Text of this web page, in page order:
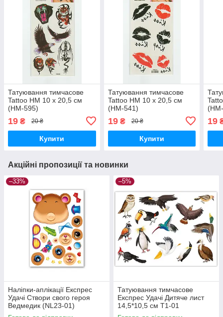
Татуювання тимчасове
Tattoo HM 10 х 20,5 см
(HM-595)
19 ₴ 20 ₴
Купити
Татуювання тимчасове
Tattoo HM 10 х 20,5 см
(HM-541)
19₴ 20 ₴
Купити
19
Акційні пропозиції та новинки
–33%
Наліпки-аплікації Експрес
Удачі Створи свого героя
Ведмедик (NL23-01)
–5%
Татуювання тимчасове
Експрес Удачі Дитяче лист
14,5*10,5 см Т1-01